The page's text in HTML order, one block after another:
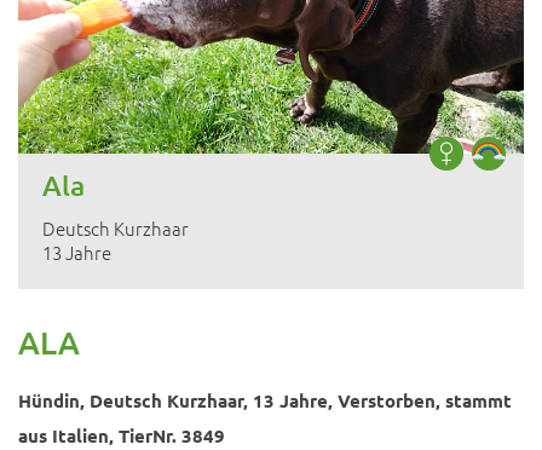
Ala
Deutsch Kurzhaar
13 Jahre
ALA
Hündin, Deutsch Kurzhaar, 13 Jahre, Verstorben, stammt
aus Italien, TierNr. 3849